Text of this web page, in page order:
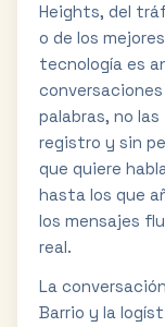
Heights, del
o de los
tecnología es
palabras, no
registro y sin
que quiere
hasta los que
los mensajes
real.
La
Barrio y la